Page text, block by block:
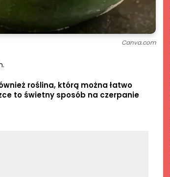
Canva.com
roślina, którą można łatwo
to świetny sposób na czerpanie